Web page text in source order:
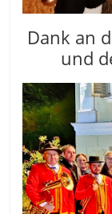
Dank an
und